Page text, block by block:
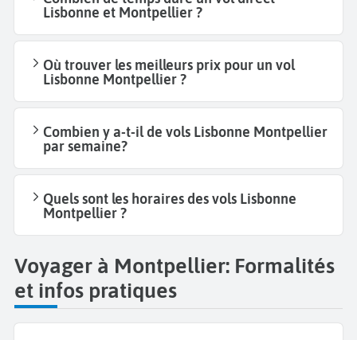
Lisbonne et Montpellier ?
Où trouver les meilleurs prix pour un vol
Lisbonne Montpellier ?
Combien y a-t-il de vols Lisbonne Montpellier
par semaine?
Quels sont les horaires des vols Lisbonne
Montpellier ?
Voyager à Montpellier: Formalités
et infos pratiques